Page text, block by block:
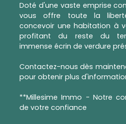
Doté d'une vaste emprise
vous offre toute la
concevoir une habitation à
profitant du reste du
immense écrin de verdure
Contactez-nous dès
pour obtenir plus
**Millesime Immo - Notre
de votre confiance